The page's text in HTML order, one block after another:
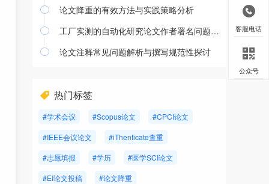
 论文降重的有效方法与实践策略分析
 工厂实测的自动化研究论文作者署名问题探讨
 论文注释常见问题解析与撰写规范性探讨
热门标签
#学术会议 #Scopus论文
#CPCI论文
#IEEE会议论文
#iThenticate查重
#志愿填报
#学历
#医学SCI论文
#EI论文投稿
#论文降重
客服电话
公众号